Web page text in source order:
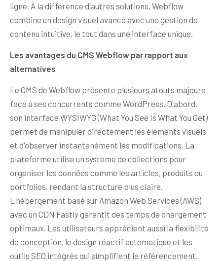
ligne. À la différence d'autres solutions, Webflow
combine un design visuel avancé avec une gestion de
contenu intuitive, le tout dans une interface unique.
Les avantages du CMS Webflow par rapport aux
alternatives
Le CMS de Webflow présente plusieurs atouts majeurs
face à ses concurrents comme WordPress. D'abord,
son interface WYSIWYG (What You See Is What You Get)
permet de manipuler directement les éléments visuels
et d'observer instantanément les modifications. La
plateforme utilise un système de collections pour
organiser les données comme les articles, produits ou
portfolios, rendant la structure plus claire.
L'hébergement basé sur Amazon Web Services (AWS)
avec un CDN Fastly garantit des temps de chargement
optimaux. Les utilisateurs apprécient aussi la flexibilité
de conception, le design réactif automatique et les
outils SEO intégrés qui simplifient le référencement.